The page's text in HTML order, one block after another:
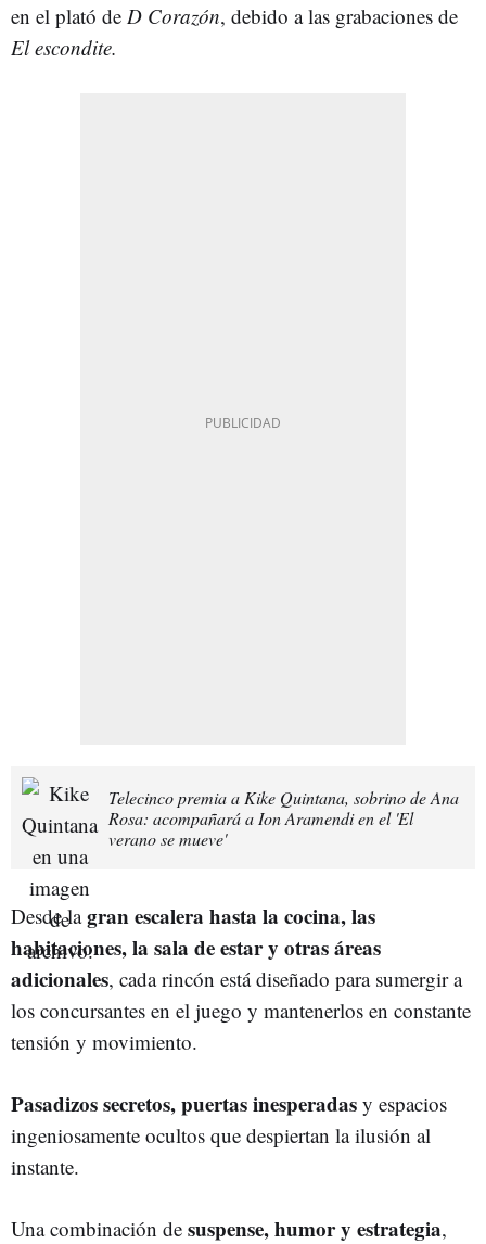
en el plató de D Corazón, debido a las grabaciones de
El escondite.
Telecinco premia a Kike Quintana, sobrino de Ana
Rosa: acompañará a Ion Aramendi en el 'El
verano se mueve'
Desde lagran escalera hasta la cocina, las
habitaciones, la sala de estar y otras áreas
adicionales, cada rincón está diseñado para sumergir a
los concursantes en el juego y mantenerlos en constante
tensión y movimiento.
Pasadizos secretos, puertas inesperadas y espacios
ingeniosamente ocultos que despiertan la ilusión al
instante.
Una combinación de suspense, humor y estrategia,